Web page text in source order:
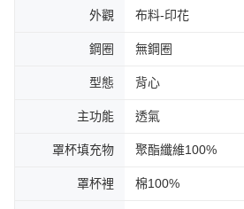
外觀 布料-印花
鋼圈 無鋼圈
型態 背心
主功能 透氣
罩杯填充物 聚酯纖維100%
罩杯裡 棉100%